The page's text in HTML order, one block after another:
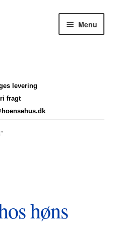
Menu
levering
fragt
høns